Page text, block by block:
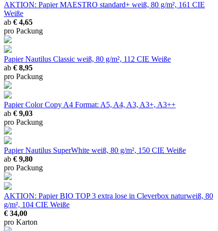
AKTION: Papier MAESTRO standard+ weiß, 80 g/m², 161 CIE
Weiße
ab € 4,65
pro Packung
Papier Nautilus Classic weiß, 80 g/m², 112 CIE Weiße
ab € 8,95
pro Packung
Papier Color Copy A4 Format: A5, A4, A3, A3+, A3++
ab € 9,03
pro Packung
Papier Nautilus SuperWhite weiß, 80 g/m², 150 CIE Weiße
ab € 9,80
pro Packung
AKTION: Papier BIO TOP 3 extra lose in Cleverbox naturweiß, 80
g/m², 104 CIE Weiße
€ 34,00
pro Karton